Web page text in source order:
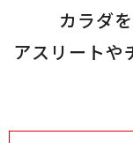
カラダ
アスリートや